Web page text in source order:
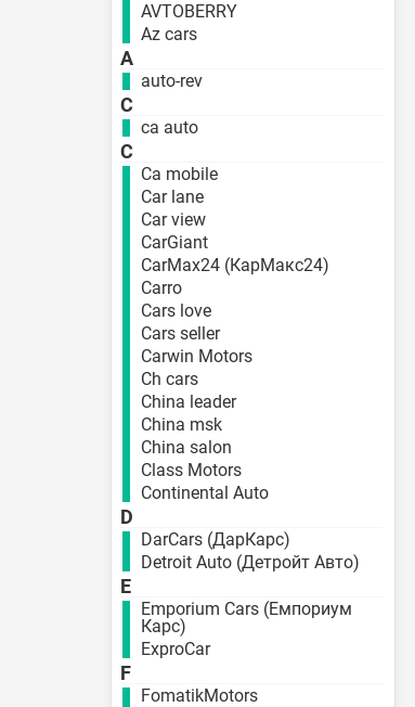
AVTOBERRY
Az cars
A
auto-rev
C
ca auto
C
Ca mobile
Car lane
Car view
CarGiant
CarMax24 (КарМакс24)
Carro
Cars love
Cars seller
Carwin Motors
Ch cars
China leader
China msk
China salon
Class Motors
Continental Auto
D
DarCars (ДарКарс)
Detroit Auto (Детройт Авто)
E
Emporium Cars (Емпориум
Карс)
ExproCar
F
FomatikMotors